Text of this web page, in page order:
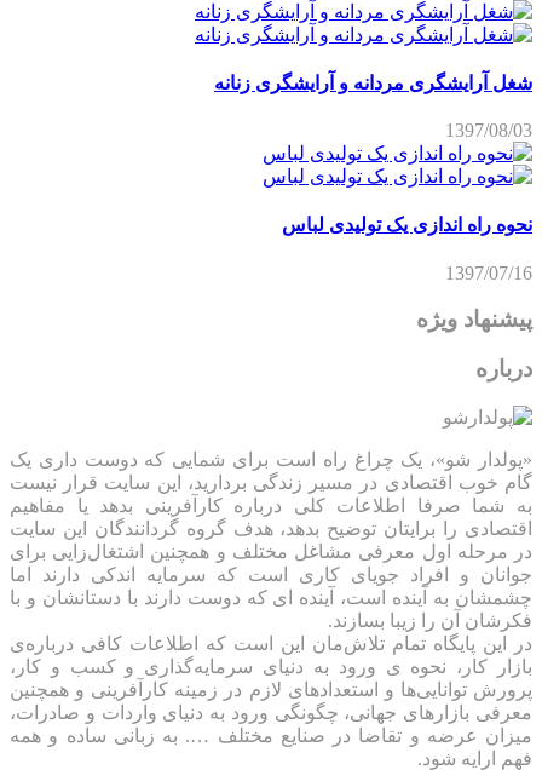
شغل آرایشگری مردانه و آرایشگری زنانه
1397/08/03
نحوه راه اندازی یک تولیدی لباس
1397/07/16
پیشنهاد ویژه
درباره
«پولدار شو»، یک چراغ راه است برای شمایی که دوست داری یک
گام خوب اقتصادی در مسیر زندگی بردارید، این سایت قرار نیست
به شما صرفا اطلاعات کلی درباره کارآفرینی بدهد یا مفاهیم
اقتصادی را برایتان توضیح بدهد، هدف گروه گردانندگان این سایت
در مرحله اول معرفی مشاغل مختلف و همچنین اشتغال‌زایی برای
جوانان و افراد جویای کاری است که سرمایه اندکی دارند اما
چشمشان به آینده است، آینده ای که دوست دارند با دستانشان و با
فکرشان آن را زیبا بسازند.
در این پایگاه تمام تلاش‌مان این است که ‌اطلاعات کافی درباره‌ی
بازار کار، نحوه ی ورود به دنیای سرمایه‌گذاری و کسب و کار،
پرورش توانایی‌ها و استعدادهای لازم در زمینه کارآفرینی و همچنین
معرفی بازارهای جهانی، چگونگی ورود به دنیای واردات و صادرات،
میزان عرضه و تقاضا در صنایع مختلف …. به زبانی ساده و همه
فهم ارایه شود.